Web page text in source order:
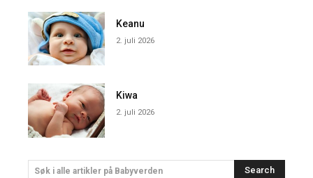
Keanu
2. juli 2026
Kiwa
2. juli 2026
Søk i alle artikler på Babyverden Search